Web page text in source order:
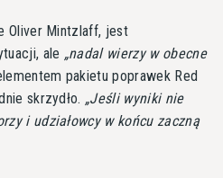
Oliver Mintzlaff, jest
ale
nadal wierzy w obecne
pakietu poprawek Red
skrzydło.
Jeśli wyniki nie
i udziałowcy w końcu zaczną